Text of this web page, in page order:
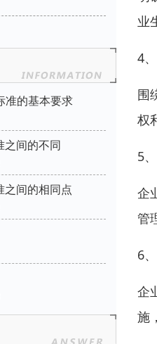
准的基本要求
之间的不同
之间的相同点
业
4
围
权
5
企
管
6
企
施